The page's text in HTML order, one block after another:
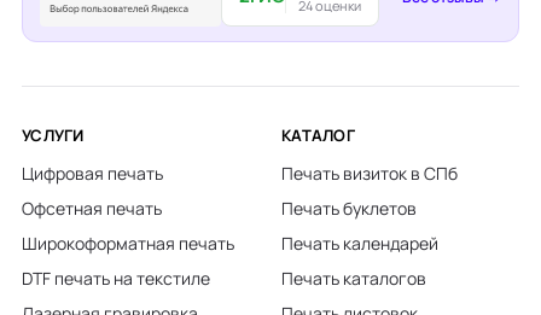
24 оценки
УСЛУГИ
Цифровая печать
Офсетная печать
Широкоформатная печать
DTF печать на текстиле
КАТАЛОГ
Печать визиток в СПб
Печать буклетов
Печать календарей
Печать каталогов